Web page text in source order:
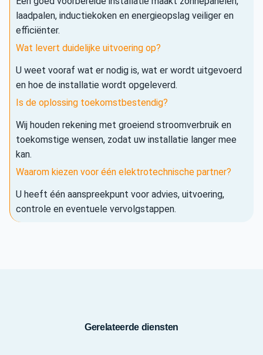
laadpalen, inductiekoken en energieopslag veiliger en
efficiënter.
Wat levert duidelijke uitvoering op?
U weet vooraf wat er nodig is, wat er wordt uitgevoerd
en hoe de installatie wordt opgeleverd.
Is de oplossing toekomstbestendig?
Wij houden rekening met groeiend stroomverbruik en
toekomstige wensen, zodat uw installatie langer mee
kan.
Waarom kiezen voor één elektrotechnische partner?
U heeft één aanspreekpunt voor advies, uitvoering,
controle en eventuele vervolgstappen.
Gerelateerde diensten